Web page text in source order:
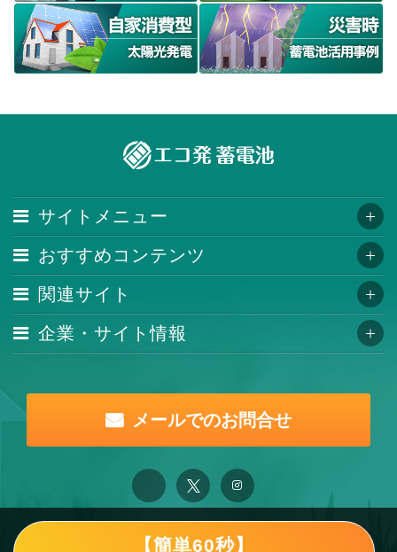
【簡単60秒】
サイトメニュー
おすすめコンテンツ
関連サイト
企業・サイト情報
メールでのお問合せ